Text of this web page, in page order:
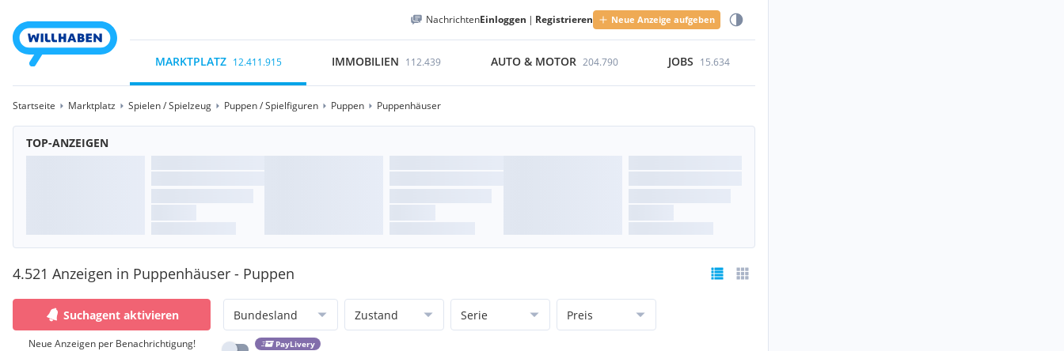
NachrichtenEinloggen | Registrieren Neue Anzeige aufgeben
MARKTPLATZ 12.411.915 IMMOBILIEN 112.439 AUTO & MOTOR 204.790 JOBS 15.634
Startseite Marktplatz Spielen / Spielzeug Puppen / Spielfiguren Puppen Puppenhäuser
TOP-ANZEIGEN
4.521 Anzeigen in Puppenhäuser - Puppen
Suchagent aktivieren
Neue Anzeigen per Benachrichtigung!
Bundesland Zustand Serie Preis
PayLivery